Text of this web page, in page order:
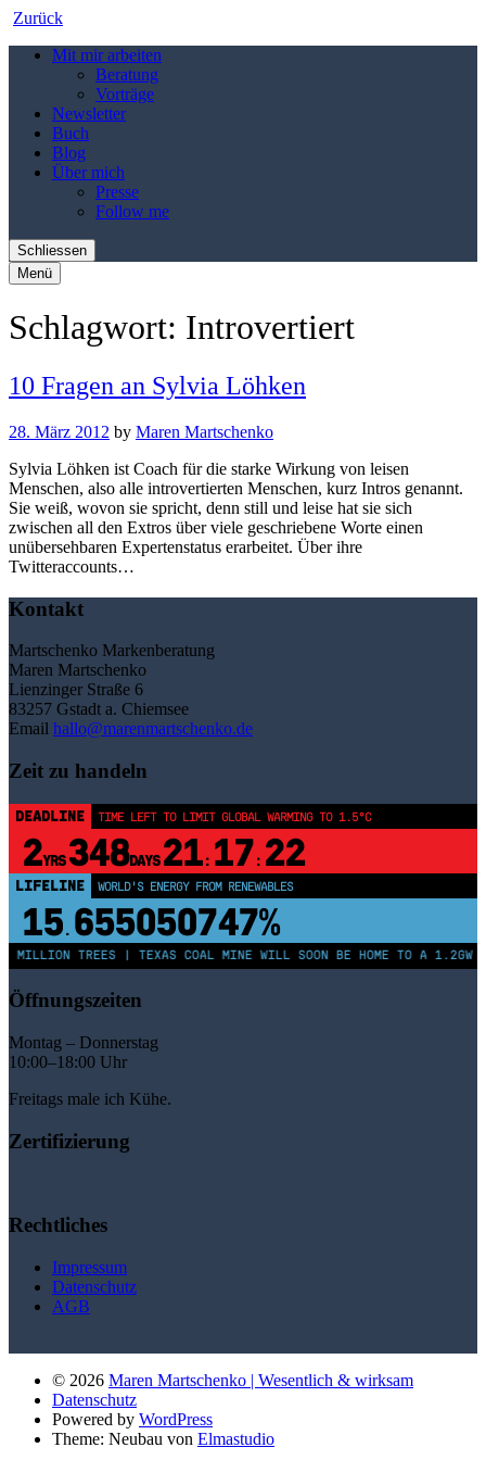
Zurück
Mit mir arbeiten
Beratung
Vorträge
Newsletter
Buch
Blog
Über mich
Presse
Follow me
Schliessen
Menü
Schlagwort: Introvertiert
10 Fragen an Sylvia Löhken
28. März 2012 by Maren Martschenko
Sylvia Löhken ist Coach für die starke Wirkung von leisen
Menschen, also alle introvertierten Menschen, kurz Intros genannt.
Sie weiß, wovon sie spricht, denn still und leise hat sie sich
zwischen all den Extros über viele geschriebene Worte einen
unübersehbaren Expertenstatus erarbeitet. Über ihre
Twitteraccounts…
Kontakt
Martschenko Markenberatung
Maren Martschenko
Lienzinger Straße 6
83257 Gstadt a. Chiemsee
Email hallo@marenmartschenko.de
Zeit zu handeln
DEADLINE TIME LEFT TO LIMIT GLOBAL WARMING TO 1.5°C
2YRS348DAYS 21: 17: 22
LIFELINE WORLD'S ENERGY FROM RENEWABLES
15. 655050752%
MILLION TREES | TEXAS COAL MINE WILL SOON BE HOME TO A 1.2GW
Öffnungszeiten
Montag – Donnerstag
10:00–18:00 Uhr
Freitags male ich Kühe.
Zertifizierung
Rechtliches
Impressum
Datenschutz
AGB
© 2026 Maren Martschenko | Wesentlich & wirksam
Datenschutz
Powered by WordPress
Theme: Neubau von Elmastudio